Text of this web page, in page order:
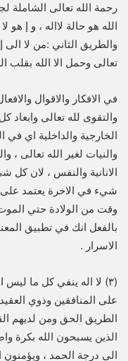
رحمة الله تعالى الشاملة
الله هو حالة لااله ، و إ هو
والطريق الثاني :من لا الى
تعالى وحمل الا الله بقلب
في الافكار والاقوال
والتقوى لله تعالى وابعاد
الخارجية والداخلية اي
والنيات لغير الله تعالى ،
الانانية والنفس ، لان
شيء في الاخرة يعتمد
وقت من الولادة حتي
بالفعل انك في تطبيق
الاسرار .
(٣) لا اله ينفي كل ما
على المنافقين وذوي
الطريق الحق ومن لديهم
الذين يسبحون الله بكرة
الى درجة الحمد ،